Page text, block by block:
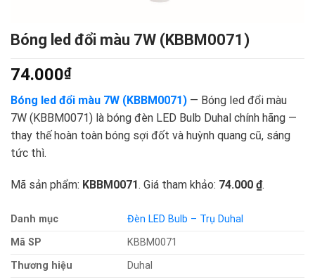
Bóng led đổi màu 7W (KBBM0071)
74.000₫
Bóng led đổi màu 7W (KBBM0071) — Bóng led đổi màu
7W (KBBM0071) là bóng đèn LED Bulb Duhal chính hãng —
thay thế hoàn toàn bóng sợi đốt và huỳnh quang cũ, sáng
tức thì.
Mã sản phẩm: KBBM0071. Giá tham khảo: 74.000 ₫.
Danh mục
Đèn LED Bulb – Trụ Duhal
Mã SP
KBBM0071
Thương hiệu
Duhal